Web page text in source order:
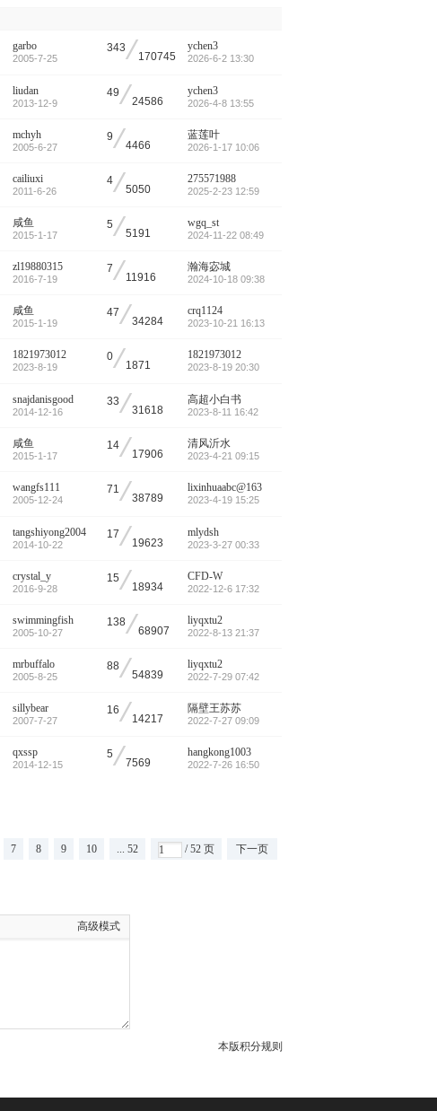
garbo
2005-7-25
343/170745
ychen3
2026-6-2 13:30
liudan
2013-12-9
49/24586
ychen3
2026-4-8 13:55
mchyh
2005-6-27
9/4466
蓝莲叶
2026-1-17 10:06
cailiuxi
2011-6-26
4/5050
275571988
2025-2-23 12:59
咸鱼
2015-1-17
5/5191
wgq_st
2024-11-22 08:49
zl19880315
2016-7-19
7/11916
瀚海宓城
2024-10-18 09:38
咸鱼
2015-1-19
47/34284
crq1124
2023-10-21 16:13
1821973012
2023-8-19
0/1871
1821973012
2023-8-19 20:30
snajdanisgood
2014-12-16
33/31618
高超小白书
2023-8-11 16:42
咸鱼
2015-1-17
14/17906
清风沂水
2023-4-21 09:15
wangfs111
2005-12-24
71/38789
lixinhuaabc@163
2023-4-19 15:25
tangshiyong2004
2014-10-22
17/19623
mlydsh
2023-3-27 00:33
crystal_y
2016-9-28
15/18934
CFD-W
2022-12-6 17:32
swimmingfish
2005-10-27
138/68907
liyqxtu2
2022-8-13 21:37
mrbuffalo
2005-8-25
88/54839
liyqxtu2
2022-7-29 07:42
sillybear
2007-7-27
16/14217
隔壁王苏苏
2022-7-27 09:09
qxssp
2014-12-15
5/7569
hangkong1003
2022-7-26 16:50
7 8 9 10 ... 52 / 52 页 下一页
高级模式
本版积分规则